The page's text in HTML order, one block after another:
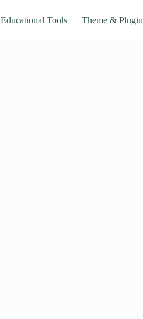
Educational Tools Theme & Plugin